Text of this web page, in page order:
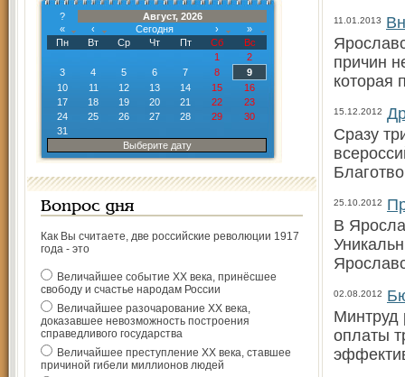
?
Август, 2026
«
‹ Сегодня ›
»
Пн
Вт Ср Чт Пт Сб
Вс
1
2
3
4 5 6 7 8
9
10
11 12 13 14 15
16
17
18 19 20 21 22
23
24
25 26 27 28 29
30
31
Выберите дату
Вопрос дня
Как Вы считаете, две российские революции 1917
года - это
Величайшее событие ХХ века, принёсшее
свободу и счастье народам России
Величайшее разочарование ХХ века,
доказавшее невозможность построения
справедливого государства
Величайшее преступление ХХ века, ставшее
причиной гибели миллионов людей
11.01.2013
причин
которая
15.12.2012
Сразу
25.10.2012
В
02.08.2012
Минтруд
оплаты